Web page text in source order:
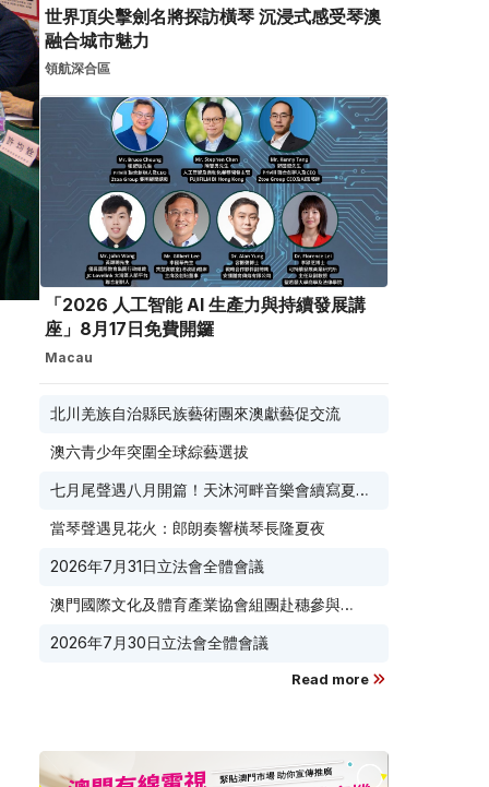
世界頂尖擊劍名將探訪橫琴 沉浸式感受琴澳
融合城市魅力
領航深合區
「2026 人工智能 AI 生產力與持續發展講
座」8月17日免費開鑼
Macau
北川羌族自治縣民族藝術團來澳獻藝促交流
澳六青少年突圍全球綜藝選拔
七月尾聲遇八月開篇！天沐河畔音樂會續寫夏夜
當琴聲遇見花火：郎朗奏響橫琴長隆夏夜
2026年7月31日立法會全體會議
澳門國際文化及體育產業協會組團赴穗參與
向葡西語市場
2026年7月30日立法會全體會議
Read more